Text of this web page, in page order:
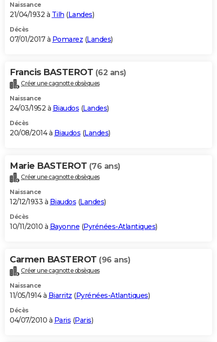
Naissance
21/04/1932 à Tilh (Landes)
Décès
07/01/2017 à Pomarez (Landes)
Francis BASTEROT (62 ans)
Créer une cagnotte obsèques
Naissance
24/03/1952 à Biaudos (Landes)
Décès
20/08/2014 à Biaudos (Landes)
Marie BASTEROT (76 ans)
Créer une cagnotte obsèques
Naissance
12/12/1933 à Biaudos (Landes)
Décès
10/11/2010 à Bayonne (Pyrénées-Atlantiques)
Carmen BASTEROT (96 ans)
Créer une cagnotte obsèques
Naissance
11/05/1914 à Biarritz (Pyrénées-Atlantiques)
Décès
04/07/2010 à Paris (Paris)